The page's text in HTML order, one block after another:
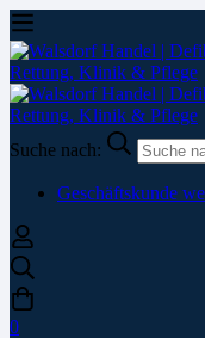
Suche nach:
Geschäftskunde
0